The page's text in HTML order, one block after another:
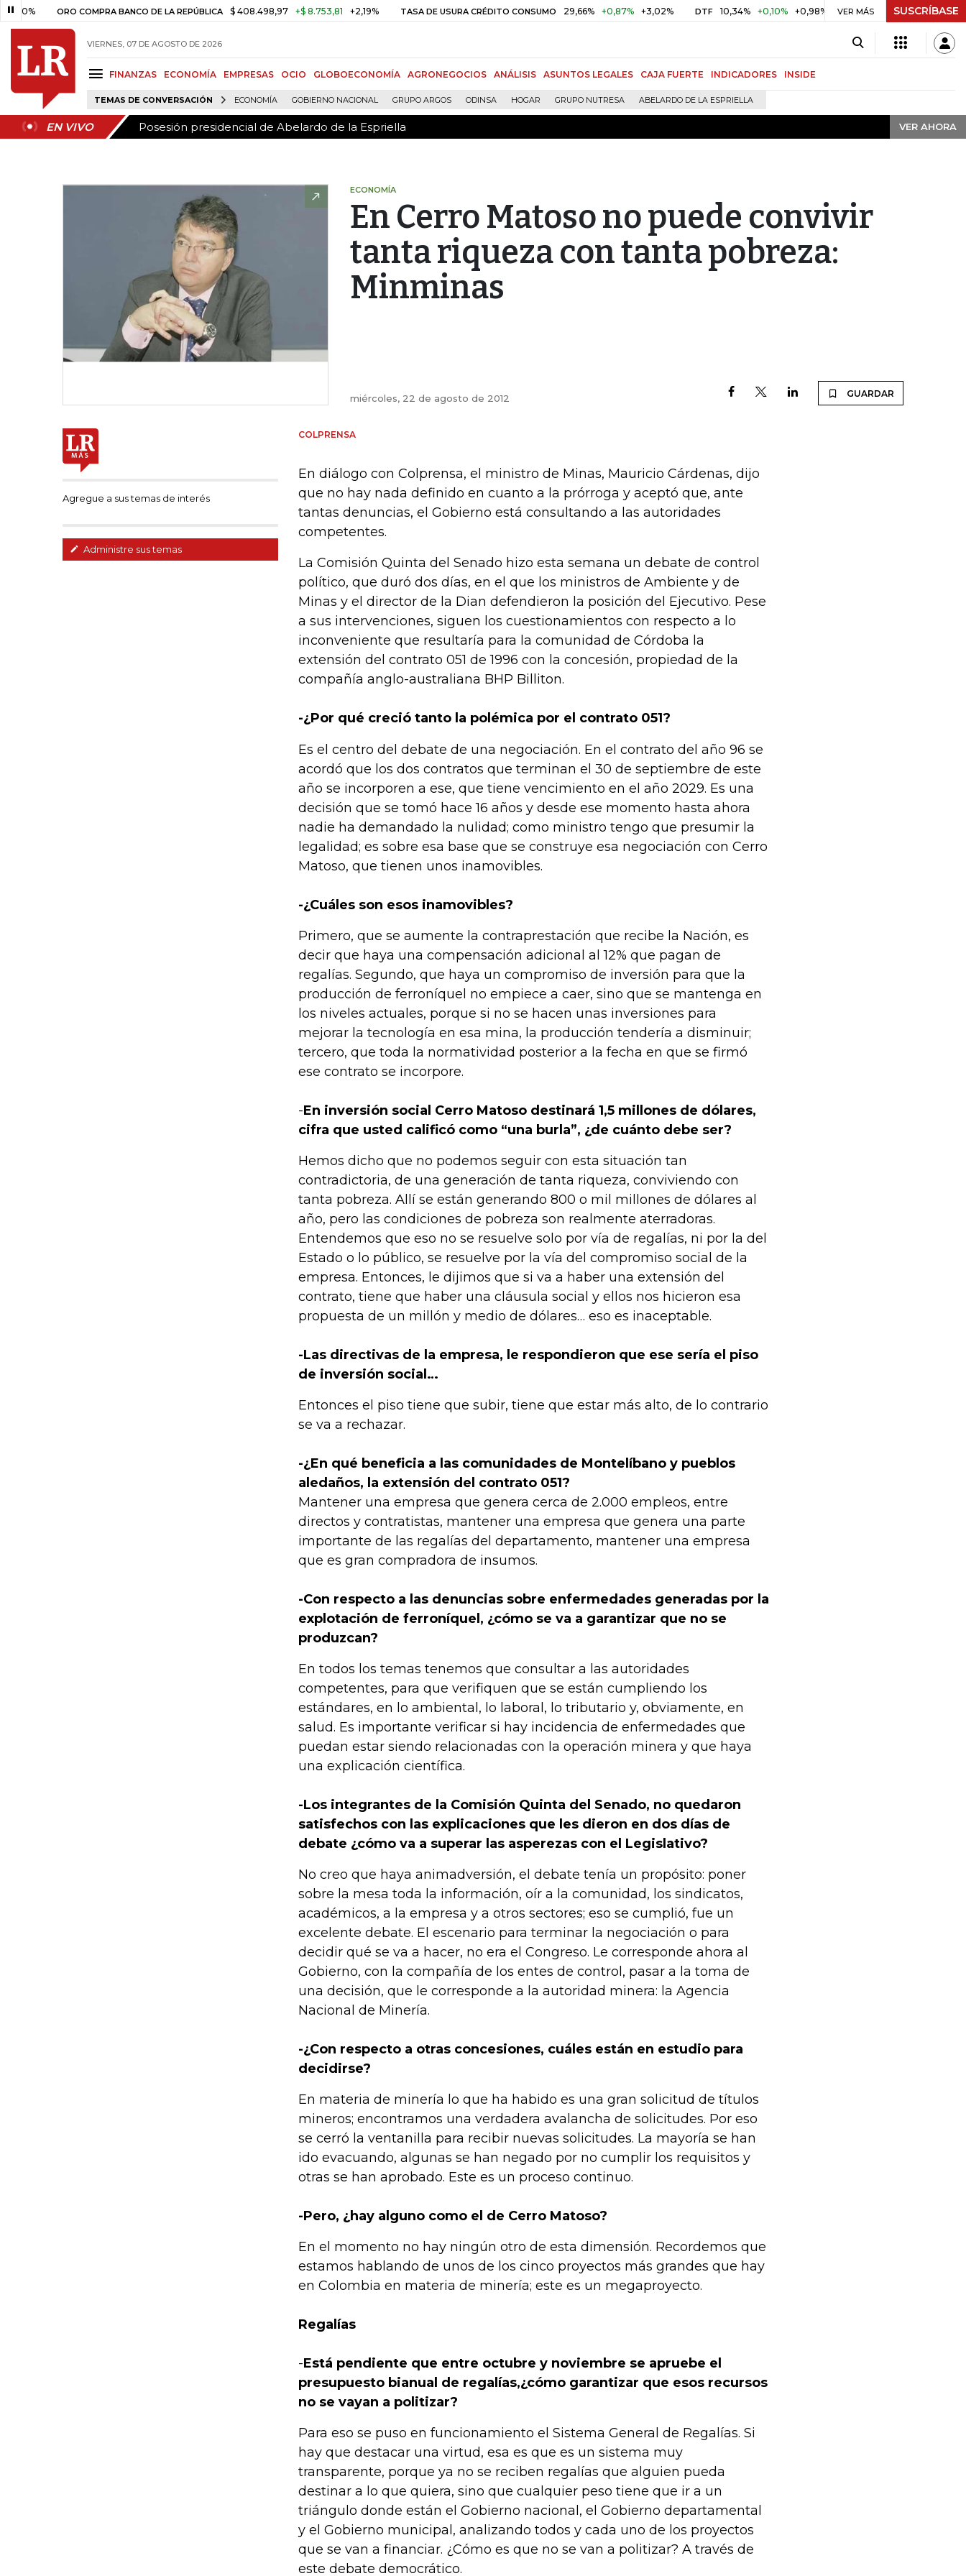
ORO COMPRA BANCO DE LA REPÚBLICA $ 408.498,97 +$ 8.753,81 +2,19% TASA DE USURA CRÉDITO CONSUMO 29,66% +0,87% +3,02% DTF 10,34% +0,10% +0,98% UVR $ 416,91 +$ 0,05 +0,01%
VER MÁS SUSCRÍBASE
VIERNES, 07 DE AGOSTO DE 2026
FINANZAS ECONOMÍA EMPRESAS OCIO GLOBOECONOMÍA AGRONEGOCIOS ANÁLISIS ASUNTOS LEGALES CAJA FUERTE INDICADORES INSIDE
TEMAS DE CONVERSACIÓN ECONOMÍA GOBIERNO NACIONAL GRUPO ARGOS ODINSA HOGAR GRUPO NUTRESA ABELARDO DE LA ESPRIELLA
EN VIVO Posesión presidencial de Abelardo de la Espriella VER AHORA
EN VIVO Posesión presidencial de Abelardo de la Espriella VER AHORA
ECONOMÍA
En Cerro Matoso no puede convivir
tanta riqueza con tanta pobreza:
Minminas
miércoles, 22 de agosto de 2012 GUARDAR
Agregue a sus temas de interés
Administre sus temas
COLPRENSA
En diálogo con Colprensa, el ministro de Minas, Mauricio Cárdenas, dijo
que no hay nada definido en cuanto a la prórroga y aceptó que, ante
tantas denuncias, el Gobierno está consultando a las autoridades
competentes.
La Comisión Quinta del Senado hizo esta semana un debate de control
político, que duró dos días, en el que los ministros de Ambiente y de
Minas y el director de la Dian defendieron la posición del Ejecutivo. Pese
a sus intervenciones, siguen los cuestionamientos con respecto a lo
inconveniente que resultaría para la comunidad de Córdoba la
extensión del contrato 051 de 1996 con la concesión, propiedad de la
compañía anglo-australiana BHP Billiton.
-¿Por qué creció tanto la polémica por el contrato 051?
Es el centro del debate de una negociación. En el contrato del año 96 se
acordó que los dos contratos que terminan el 30 de septiembre de este
año se incorporen a ese, que tiene vencimiento en el año 2029. Es una
decisión que se tomó hace 16 años y desde ese momento hasta ahora
nadie ha demandado la nulidad; como ministro tengo que presumir la
legalidad; es sobre esa base que se construye esa negociación con Cerro
Matoso, que tienen unos inamovibles.
-¿Cuáles son esos inamovibles?
Primero, que se aumente la contraprestación que recibe la Nación, es
decir que haya una compensación adicional al 12% que pagan de
regalías. Segundo, que haya un compromiso de inversión para que la
producción de ferroníquel no empiece a caer, sino que se mantenga en
los niveles actuales, porque si no se hacen unas inversiones para
mejorar la tecnología en esa mina, la producción tendería a disminuir;
tercero, que toda la normatividad posterior a la fecha en que se firmó
ese contrato se incorpore.
-En inversión social Cerro Matoso destinará 1,5 millones de dólares,
cifra que usted calificó como “una burla”, ¿de cuánto debe ser?
Hemos dicho que no podemos seguir con esta situación tan
contradictoria, de una generación de tanta riqueza, conviviendo con
tanta pobreza. Allí se están generando 800 o mil millones de dólares al
año, pero las condiciones de pobreza son realmente aterradoras.
Entendemos que eso no se resuelve solo por vía de regalías, ni por la del
Estado o lo público, se resuelve por la vía del compromiso social de la
empresa. Entonces, le dijimos que si va a haber una extensión del
contrato, tiene que haber una cláusula social y ellos nos hicieron esa
propuesta de un millón y medio de dólares… eso es inaceptable.
-Las directivas de la empresa, le respondieron que ese sería el piso
de inversión social…
Entonces el piso tiene que subir, tiene que estar más alto, de lo contrario
se va a rechazar.
-¿En qué beneficia a las comunidades de Montelíbano y pueblos
aledaños, la extensión del contrato 051?
Mantener una empresa que genera cerca de 2.000 empleos, entre
directos y contratistas, mantener una empresa que genera una parte
importante de las regalías del departamento, mantener una empresa
que es gran compradora de insumos.
-Con respecto a las denuncias sobre enfermedades generadas por la
explotación de ferroníquel, ¿cómo se va a garantizar que no se
produzcan?
En todos los temas tenemos que consultar a las autoridades
competentes, para que verifiquen que se están cumpliendo los
estándares, en lo ambiental, lo laboral, lo tributario y, obviamente, en
salud. Es importante verificar si hay incidencia de enfermedades que
puedan estar siendo relacionadas con la operación minera y que haya
una explicación científica.
-Los integrantes de la Comisión Quinta del Senado, no quedaron
satisfechos con las explicaciones que les dieron en dos días de
debate ¿cómo va a superar las asperezas con el Legislativo?
No creo que haya animadversión, el debate tenía un propósito: poner
sobre la mesa toda la información, oír a la comunidad, los sindicatos,
académicos, a la empresa y a otros sectores; eso se cumplió, fue un
excelente debate. El escenario para terminar la negociación o para
decidir qué se va a hacer, no era el Congreso. Le corresponde ahora al
Gobierno, con la compañía de los entes de control, pasar a la toma de
una decisión, que le corresponde a la autoridad minera: la Agencia
Nacional de Minería.
-¿Con respecto a otras concesiones, cuáles están en estudio para
decidirse?
En materia de minería lo que ha habido es una gran solicitud de títulos
mineros; encontramos una verdadera avalancha de solicitudes. Por eso
se cerró la ventanilla para recibir nuevas solicitudes. La mayoría se han
ido evacuando, algunas se han negado por no cumplir los requisitos y
otras se han aprobado. Este es un proceso continuo.
-Pero, ¿hay alguno como el de Cerro Matoso?
En el momento no hay ningún otro de esta dimensión. Recordemos que
estamos hablando de unos de los cinco proyectos más grandes que hay
en Colombia en materia de minería; este es un megaproyecto.
Regalías
-Está pendiente que entre octubre y noviembre se apruebe el
presupuesto bianual de regalías,¿cómo garantizar que esos recursos
no se vayan a politizar?
Para eso se puso en funcionamiento el Sistema General de Regalías. Si
hay que destacar una virtud, esa es que es un sistema muy
transparente, porque ya no se reciben regalías que alguien pueda
destinar a lo que quiera, sino que cualquier peso tiene que ir a un
triángulo donde están el Gobierno nacional, el Gobierno departamental
y el Gobierno municipal, analizando todos y cada uno de los proyectos
que se van a financiar. ¿Cómo es que no se van a politizar? A través de
este debate democrático.